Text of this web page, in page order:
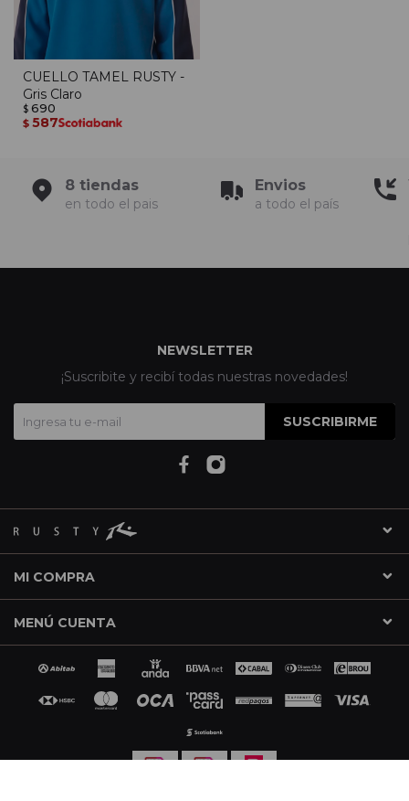
CUELLO TAMEL RUSTY -
Gris Claro
$ 690
$ 587
8 tiendas
en todo el pais
Envios
a todo el país
MI COMPRA
MENÚ CUENTA
NEWSLETTER
¡Suscribite y recibí todas nuestras novedades!
SUSCRIBIRME